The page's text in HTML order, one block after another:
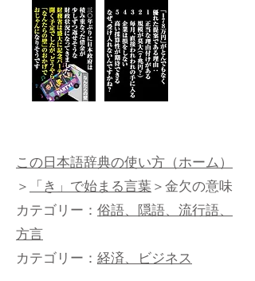
この日本語辞典の使い方（ホーム）
＞「き」で始まる言葉＞金欠の意味
カテゴリー： 俗語、隠語、流行語、
方言
カテゴリー： 経済、ビジネス